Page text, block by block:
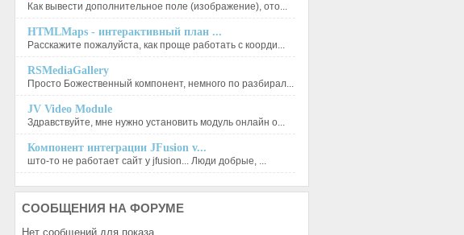
Как вывести дополнительное поле (изображение), ото...
HTMLMaps - интерактивный план ...
Расскажите пожалуйста, как проще работать с коорди...
RSMediaGallery
Просто Божественный компонент, немного по разбирал...
JV Video Module
Здравствуйте, мне нужно установить модуль онлайн о...
Компонент интеграции JFusion v...
што-то не работает сайт у jfusion... Люди добрые, ...
СООБЩЕНИЯ НА ФОРУМЕ
Нет сообщений для показа